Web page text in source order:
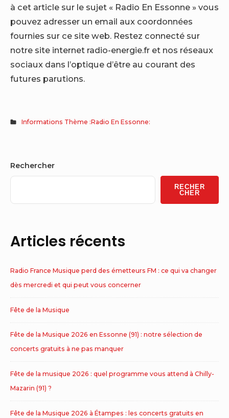
à cet article sur le sujet « Radio En Essonne » vous
pouvez adresser un email aux coordonnées
fournies sur ce site web. Restez connecté sur
notre site internet radio-energie.fr et nos réseaux
sociaux dans l’optique d’être au courant des
futures parutions.
Informations Thème :Radio En Essonne:
Sidebar
Widget
Area
Rechercher
RECHER
CHER
Articles récents
Radio France Musique perd des émetteurs FM : ce qui va changer
dès mercredi et qui peut vous concerner
Fête de la Musique
Fête de la Musique 2026 en Essonne (91) : notre sélection de
concerts gratuits à ne pas manquer
Fête de la musique 2026 : quel programme vous attend à Chilly-
Mazarin (91) ?
Fête de la Musique 2026 à Étampes : les concerts gratuits en